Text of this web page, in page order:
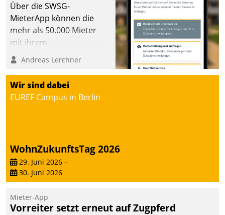
Über die SWSG-
MieterApp können die
mehr als 50.000 Mieter
mit ihrem
Wohnungsunternehmen
kommunizieren, auf dem
Laufenden bleiben, Daten
einsehen und ändern
oder
Andreas Lerchner
Wir sind dabei
EUREF Campus in Berlin
WohnZukunftsTag 2026
29. Juni 2026 –
30. Juni 2026
Mieter-App
Vorreiter setzt erneut auf Zugpferd